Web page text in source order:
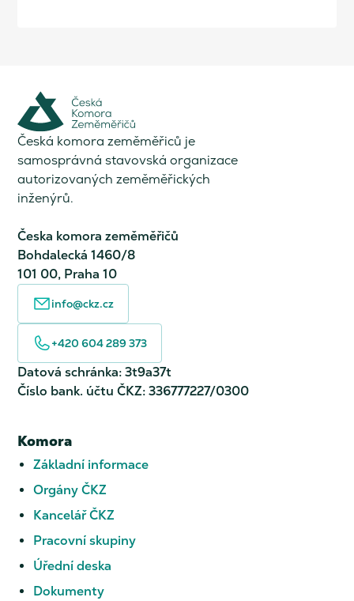
Česká komora zeměměřiců je
samosprávná stavovská organizace
autorizovaných zeměměřických
inženýrů.
Česka komora zeměměřičů
Bohdalecká 1460/8
101 00, Praha 10
info@ckz.cz
+420 604 289 373
Datová schránka: 3t9a37t
Číslo bank. účtu ČKZ: 336777227/0300
Komora
Základní informace
Orgány ČKZ
Kancelář ČKZ
Pracovní skupiny
Úřední deska
Dokumenty